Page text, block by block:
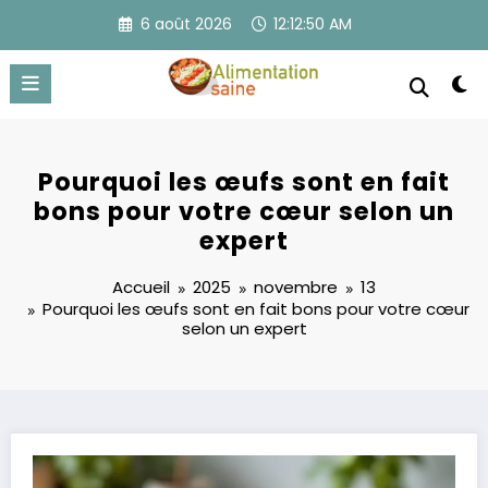
contenu
6 août 2026 12:12:50 AM
Pourquoi les œufs sont en fait
bons pour votre cœur selon un
expert
Accueil 2025 novembre
13
Pourquoi les œufs sont en fait bons pour votre cœur
selon un expert